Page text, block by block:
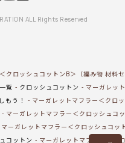
ALL Rights Reserved
クロッシュコットンB＞（編み物 材料
覧 クロッシュコットン
マーガレッ
もう！
マーガレットマフラー＜クロ
マーガレットマフラー＜クロッシュコ
マーガレットマフラー＜クロッシュコッ
コットン マーガレットマフラー＜ク